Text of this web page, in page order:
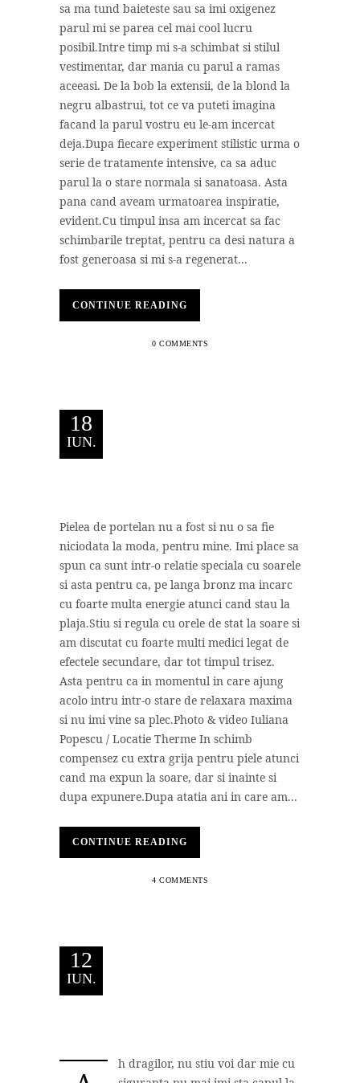
sa ma tund baieteste sau sa imi oxigenez
parul mi se parea cel mai cool lucru
posibil.Intre timp mi s-a schimbat si stilul
vestimentar, dar mania cu parul a ramas
aceeasi. De la bob la extensii, de la blond la
negru albastrui, tot ce va puteti imagina
facand la parul vostru eu le-am incercat
deja.Dupa fiecare experiment stilistic urma o
serie de tratamente intensive, ca sa aduc
parul la o stare normala si sanatoasa. Asta
pana cand aveam urmatoarea inspiratie,
evident.Cu timpul insa am incercat sa fac
schimbarile treptat, pentru ca desi natura a
fost generoasa si mi s-a regenerat...
CONTINUE READING
0 COMMENTS
18
IUN.
Pielea de portelan nu a fost si nu o sa fie
niciodata la moda, pentru mine. Imi place sa
spun ca sunt intr-o relatie speciala cu soarele
si asta pentru ca, pe langa bronz ma incarc
cu foarte multa energie atunci cand stau la
plaja.Stiu si regula cu orele de stat la soare si
am discutat cu foarte multi medici legat de
efectele secundare, dar tot timpul trisez.
Asta pentru ca in momentul in care ajung
acolo intru intr-o stare de relaxara maxima
si nu imi vine sa plec.Photo & video Iuliana
Popescu / Locatie Therme In schimb
compensez cu extra grija pentru piele atunci
cand ma expun la soare, dar si inainte si
dupa expunere.Dupa atatia ani in care am...
CONTINUE READING
4 COMMENTS
12
IUN.
h dragilor, nu stiu voi dar mie cu